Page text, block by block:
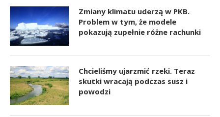
Zmiany klimatu uderzą w PKB.
Problem w tym, że modele
pokazują zupełnie różne rachunki
Chcieliśmy ujarzmić rzeki. Teraz
skutki wracają podczas susz i
powodzi